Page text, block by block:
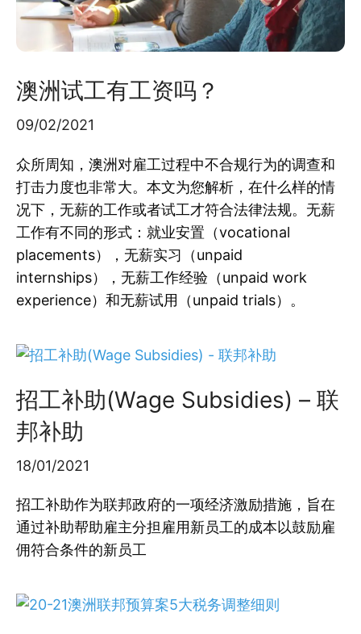
澳洲试工有工资吗？
09/02/2021
众所周知，澳洲对雇工过程中不合规行为的调查和
打击力度也非常大。本文为您解析，在什么样的情
况下，无薪的工作或者试工才符合法律法规。无薪
工作有不同的形式：就业安置（vocational
placements），无薪实习（unpaid
internships），无薪工作经验（unpaid work
experience）和无薪试用（unpaid trials）。
招工补助(Wage Subsidies) – 联
邦补助
18/01/2021
招工补助作为联邦政府的一项经济激励措施，旨在
通过补助帮助雇主分担雇用新员工的成本以鼓励雇
佣符合条件的新员工